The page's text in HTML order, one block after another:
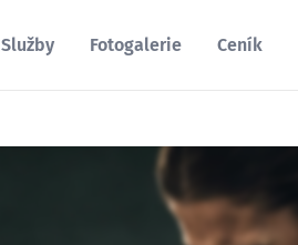
Služby Fotogalerie Ceník